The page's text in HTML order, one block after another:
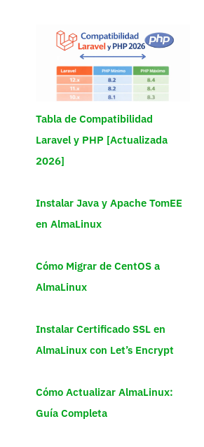
Tabla de Compatibilidad
Laravel y PHP [Actualizada
2026]
Instalar Java y Apache TomEE
en AlmaLinux
Cómo Migrar de CentOS a
AlmaLinux
Instalar Certificado SSL en
AlmaLinux con Let’s Encrypt
Cómo Actualizar AlmaLinux:
Guía Completa